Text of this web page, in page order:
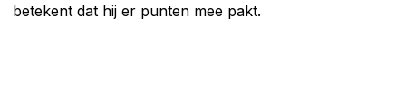
betekent dat hij er punten mee pakt.